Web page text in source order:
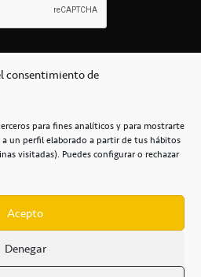
consentimiento de
para fines analíticos y para mostrarte
a un perfil elaborado a partir de tus hábitos
visitadas). Puedes configurar o rechazar
Acepto
Denegar
/ 38108 – La Laguna
/ POLÍTICA DE COOKIES /